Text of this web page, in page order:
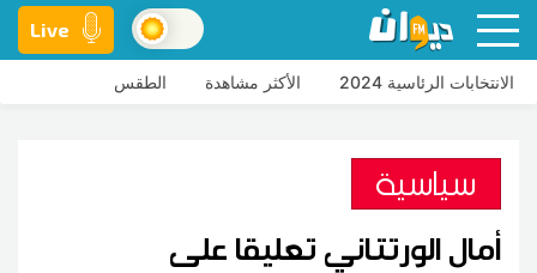
Live
الانتخابات الرئاسية 2024 الأكثر مشاهدة الطقس
سياسية
أمال الورتتاني تعليقا على